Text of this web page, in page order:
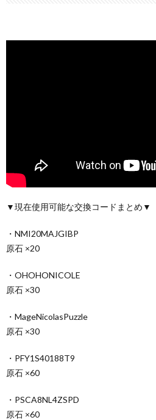
▼現在使用可能な交換コードまとめ▼
・NMI20MAJGIBP
原石 ×20
・OHOHONICOLE
原石 ×30
・MageNicolasPuzzle
原石 ×30
・PFY1S40188T9
原石 ×60
・PSCA8NL4ZSPD
原石 ×60